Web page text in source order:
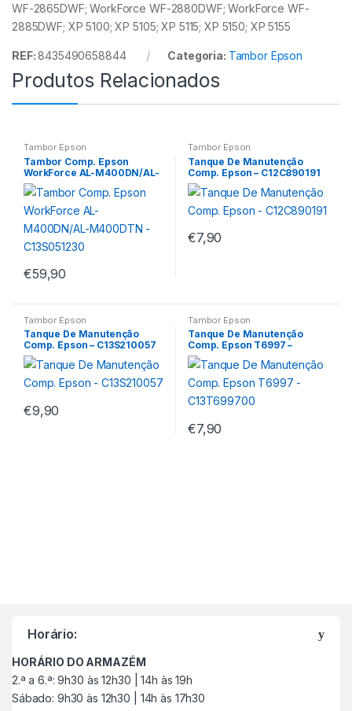
WF-2865DWF; WorkForce WF-2880DWF; WorkForce WF-
2885DWF; XP 5100; XP 5105; XP 5115; XP 5150; XP 5155
REF:8435490658844 Categoria: Tambor Epson
Produtos Relacionados
Tambor Epson
Tambor Comp. Epson
WorkForce AL-M400DN/AL-
M400DTN – C13S051230
€59,90
Tambor Epson
Tanque De Manutenção
Comp. Epson – C12C890191
€7,90
Tambor Epson
Tanque De Manutenção
Comp. Epson – C13S210057
€9,90
Tambor Epson
Tanque De Manutenção
Comp. Epson T6997 –
C13T699700
€7,90
Horário:
HORÁRIO DO ARMAZÉM
2.ª a 6.ª: 9h30 às 12h30 | 14h às 19h
Sábado: 9h30 às 12h30 | 14h às 17h30